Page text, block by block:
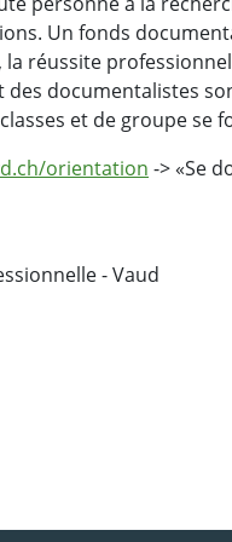
Un fonds
réussite
des documentalistes
et de groupe se
orientation -> «Se
- Vaud